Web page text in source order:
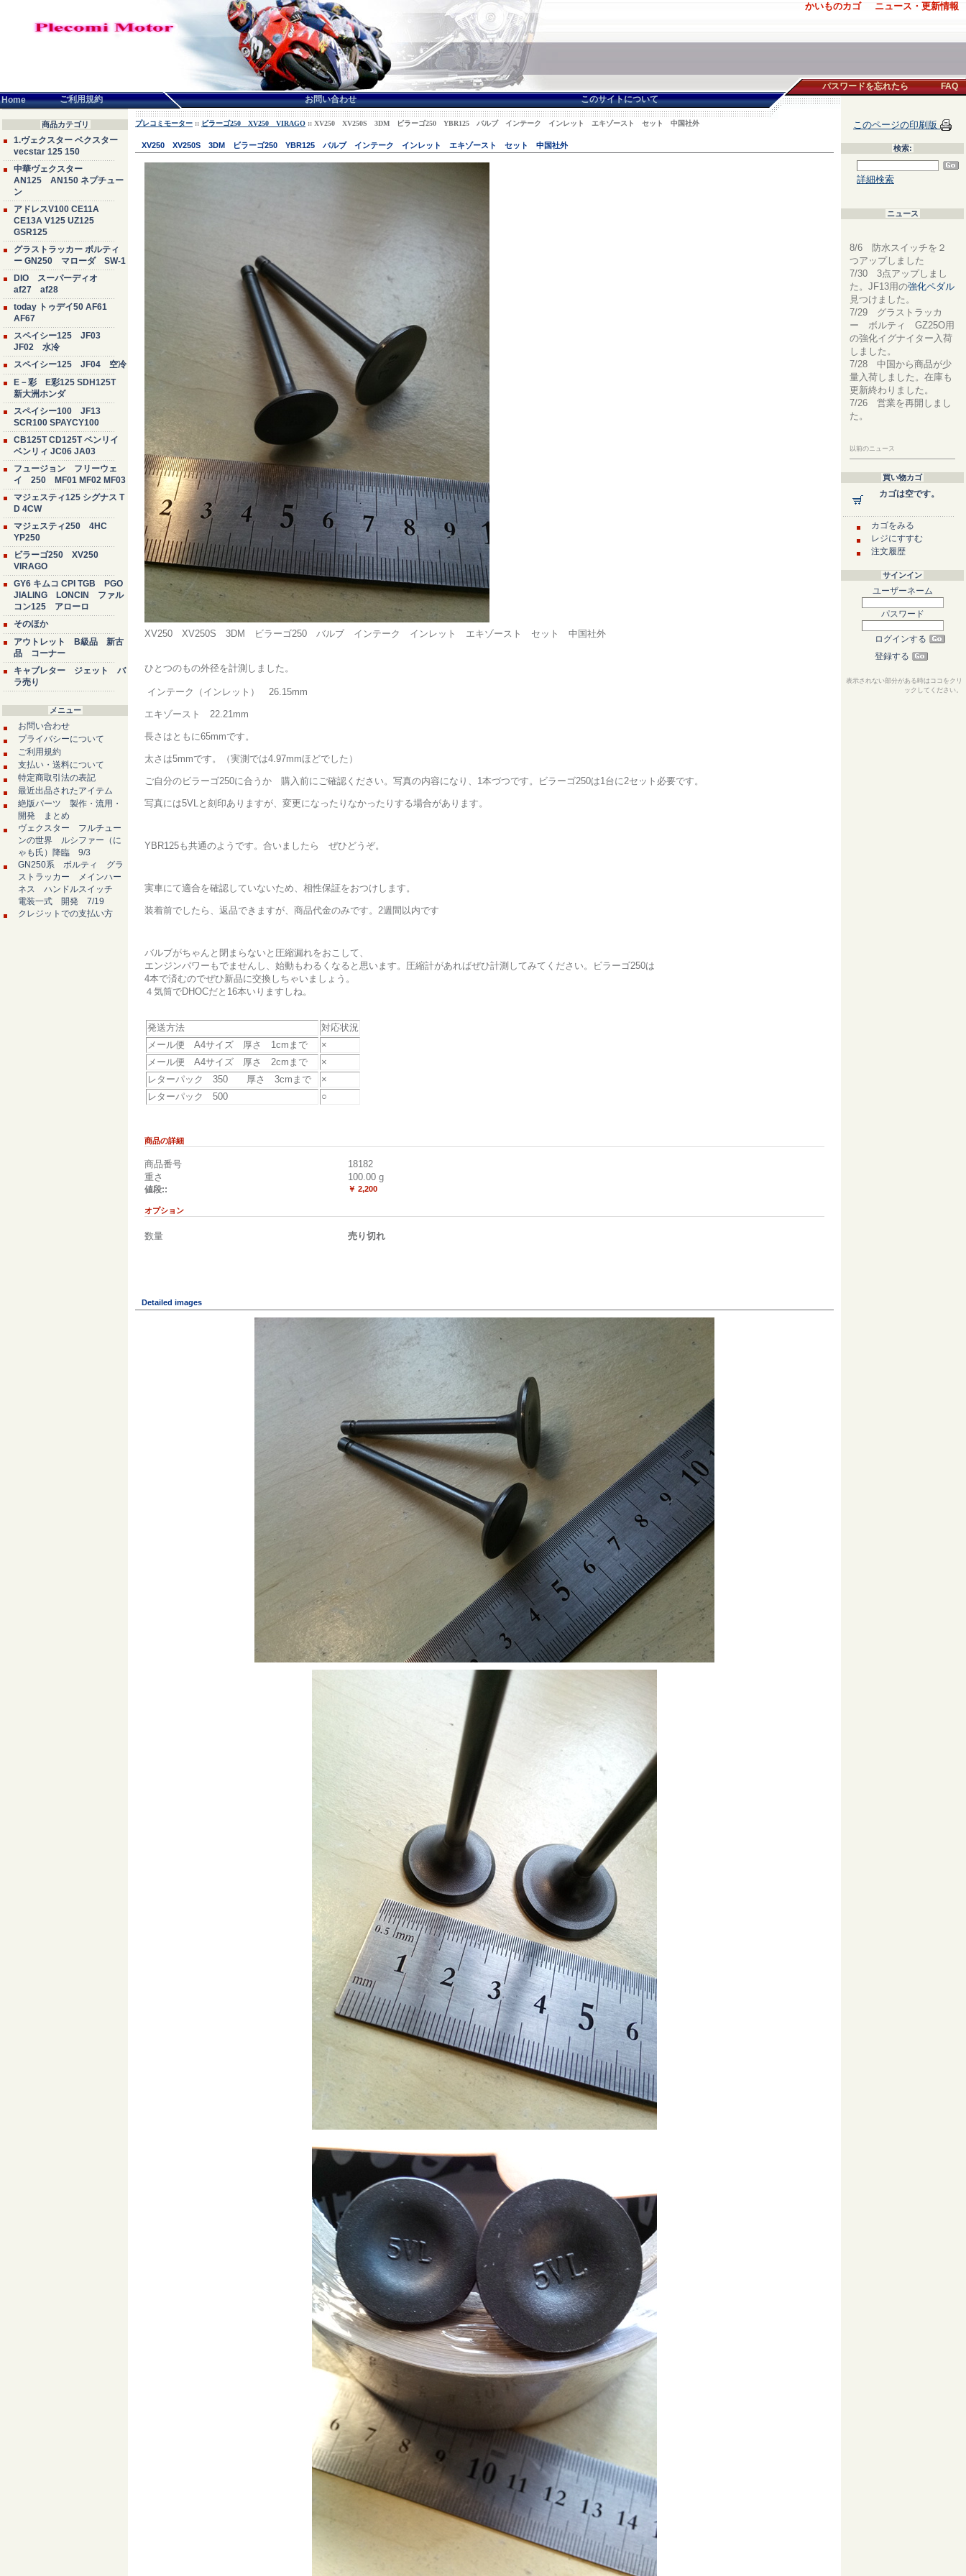
かいものカゴ ニュース・更新情報
Home ご利用規約 お問い合わせ このサイトについて
パスワードを忘れたら FAQ
商品カテゴリ
1.ヴェクスター ベクスター
vecstar 125 150
中華ヴェクスター
AN125 AN150 ネプチュー
ン
アドレスV100 CE11A
CE13A V125 UZ125
GSR125
グラストラッカー ボルティ
ー GN250 マローダ SW-1
DIO スーパーディオ
af27 af28
today トゥデイ50 AF61
AF67
スペイシー125 JF03
JF02 水冷
スペイシー125 JF04 空冷
E－彩 E彩125 SDH125T
新大洲ホンダ
スペイシー100 JF13
SCR100 SPAYCY100
CB125T CD125T ベンリイ
ベンリィ JC06 JA03
フュージョン フリーウェ
イ 250 MF01 MF02 MF03
マジェスティ125 シグナス T
D 4CW
マジェスティ250 4HC
YP250
ビラーゴ250 XV250
VIRAGO
GY6 キムコ CPI TGB PGO
JIALING LONCIN ファル
コン125 アローロ
そのほか
アウトレット B級品 新古
品 コーナー
キャブレター ジェット バ
ラ売り
メニュー
お問い合わせ
プライバシーについて
ご利用規約
支払い・送料について
特定商取引法の表記
最近出品されたアイテム
絶版パーツ 製作・流用・
開発 まとめ
ヴェクスター フルチュー
ンの世界 ルシファー（に
ゃも氏）降臨 9/3
GN250系 ボルティ グラ
ストラッカー メインハー
ネス ハンドルスイッチ
電装一式 開発 7/19
クレジットでの支払い方
プレコミモーター :: ビラーゴ250 XV250 VIRAGO :: XV250 XV250S 3DM ビラーゴ250 YBR125 バルブ インテーク インレット エキゾースト セット 中国社外
XV250 XV250S 3DM ビラーゴ250 YBR125 バルブ インテーク インレット エキゾースト セット 中国社外
XV250 XV250S 3DM ビラーゴ250 バルブ インテーク インレット エキゾースト セット 中国社外
ひとつのもの外径を計測しました。
インテーク（インレット） 26.15mm
エキゾースト 22.21mm
長さはともに65mmです。
太さは5mmです。（実測では4.97mmほどでした）
ご自分のビラーゴ250に合うか 購入前にご確認ください。写真の内容になり、1本づつです。ビラーゴ250は1台に2セット必要です。
写真には5VLと刻印ありますが、変更になったりなかったりする場合があります。
YBR125も共通のようです。合いましたら ぜひどうぞ。
実車にて適合を確認していないため、相性保証をおつけします。
装着前でしたら、返品できますが、商品代金のみです。2週間以内です
バルブがちゃんと閉まらないと圧縮漏れをおこして、
エンジンパワーもでませんし、始動もわるくなると思います。圧縮計があればぜひ計測してみてください。ビラーゴ250は
4本で済むのでぜひ新品に交換しちゃいましょう。
４気筒でDHOCだと16本いりますしね。
発送方法
対応状況
メール便 A4サイズ 厚さ 1cmまで
×
メール便 A4サイズ 厚さ 2cmまで
×
レターパック 350 厚さ 3cmまで
×
レターパック 500
○
商品の詳細
商品番号
18182
重さ
100.00 g
値段:: ￥ 2,200
オプション
数量 売り切れ
Detailed images
このページの印刷版
検索:
詳細検索
ニュース
8/6 防水スイッチを２
つアップしました
7/30 3点アップしまし
た。JF13用の強化ペダル
見つけました。
7/29 グラストラッカ
ー ボルティ GZ25O用
の強化イグナイター入荷
しました。
7/28 中国から商品が少
量入荷しました。在庫も
更新終わりました。
7/26 営業を再開しまし
た。
以前のニュース
買い物カゴ
カゴは空です。
カゴをみる
レジにすすむ
注文履歴
サインイン
ユーザーネーム
パスワード
ログインする
登録する
表示されない部分がある時はココをクリ
ックしてください。